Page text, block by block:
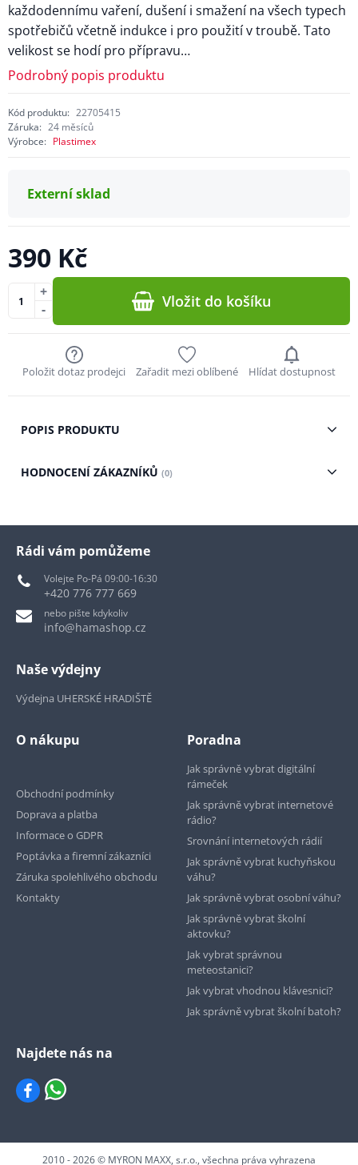
každodennímu vaření, dušení i smažení na všech typech
spotřebičů včetně indukce i pro použití v troubě. Tato
velikost se hodí pro přípravu…
Podrobný popis produktu
Kód produktu: 22705415
Záruka: 24 měsíců
Výrobce: Plastimex
Externí sklad
390 Kč
-
+ Vložit do košíku
Položit dotaz prodejci Zařadit mezi oblíbené Hlídat dostupnost
POPIS PRODUKTU
HODNOCENÍ ZÁKAZNÍKŮ (0)
Rádi vám pomůžeme
Volejte Po-Pá 09:00-16:30
+420 776 777 669
nebo pište kdykoliv
info@hamashop.cz
Naše výdejny
Výdejna UHERSKÉ HRADIŠTĚ
O nákupu
Obchodní podmínky
Doprava a platba
Informace o GDPR
Poptávka a firemní zákazníci
Záruka spolehlivého obchodu
Kontakty
Poradna
Jak správně vybrat digitální
rámeček
Jak správně vybrat internetové
rádio?
Srovnání internetových rádií
Jak správně vybrat kuchyňskou
váhu?
Jak správně vybrat osobní váhu?
Jak správně vybrat školní
aktovku?
Jak vybrat správnou
meteostanici?
Jak vybrat vhodnou klávesnici?
Jak správně vybrat školní batoh?
Najdete nás na
2010 - 2026 © MYRON MAXX, s.r.o., všechna práva vyhrazena